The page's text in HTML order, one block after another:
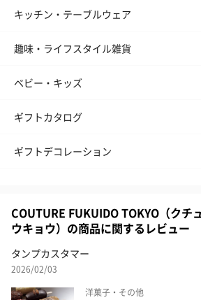
キッチン・テーブルウェア
趣味・ライフスタイル雑貨
ベビー・キッズ
ギフトカタログ
ギフトデコレーション
COUTURE FUKUIDO TOKYO（クチ
ウキョウ）の商品に関するレビュー
タンプカスタマー
2026/02/03
洋菓子・その他